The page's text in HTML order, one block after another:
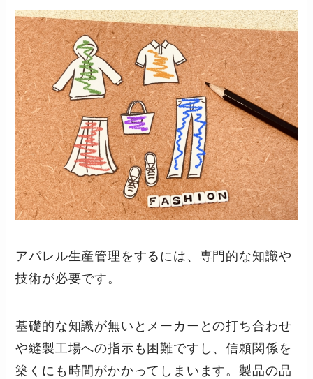
アパレル生産管理をするには、専門的な知識や
技術が必要です。
基礎的な知識が無いとメーカーとの打ち合わせ
や縫製工場への指示も困難ですし、信頼関係を
築くにも時間がかかってしまいます。製品の品